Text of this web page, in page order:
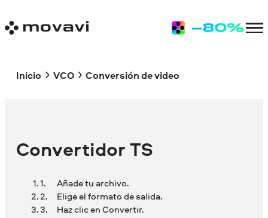
Inicio VCO Conversión de video
Convertidor TS
Añade tu archivo.
Elige el formato de salida.
Haz clic en Convertir.